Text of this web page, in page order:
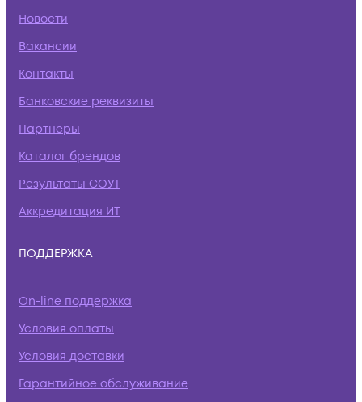
Новости
Вакансии
Контакты
Банковские реквизиты
Партнеры
Каталог брендов
Результаты СОУТ
Аккредитация ИТ
ПОДДЕРЖКА
On-line поддержка
Условия оплаты
Условия доставки
Гарантийное обслуживание